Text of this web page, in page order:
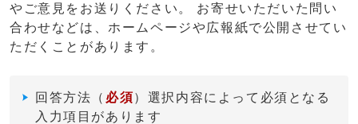
やご意見をお送りください。 お寄せいただいた問い
合わせなどは、ホームページや広報紙で公開させてい
ただくことがあります。
回答方法 （ 必須）選択内容によって必須となる
入力項目があります